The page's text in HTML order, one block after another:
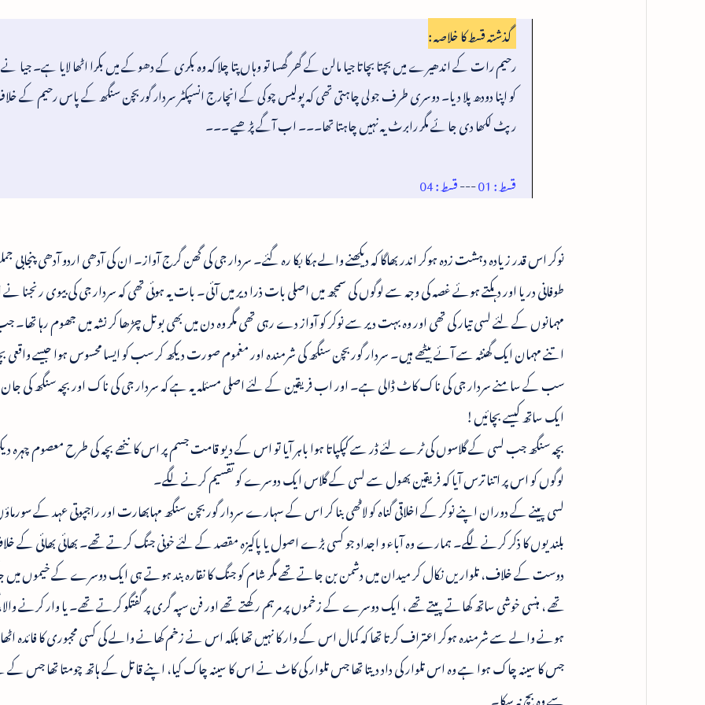
گذشتہ قسط کا خلاصہ :
رحیم رات کے اندھیرے میں بچتا بچاتا جیا مالن کے گھر گھسا تو وہاں پتا چلا کہ وہ بکری کے دھوکے میں بکرا اٹھا لایا ہے۔ جیا
کو اپنا دودھ پلا دیا۔ دوسری طرف جولی چاہتی تھی کہ پولیس چوکی کے انچارج انسپکٹر سردار گوربچن سنگھ کے پاس رحیم کے
رپٹ لکھا دی جائے مگر رابرٹ یہ نہیں چاہتا تھا۔۔۔ اب آگے پڑھیے ۔۔۔
قسط : 01 ---قسط : 04
نوکر اس قدر زیادہ دہشت زدہ ہوکر اندر بھاگا کہ دیکھنے والے ہکا بکا رہ گئے۔ سردار جی کی گھن گرج آواز۔ ان کی آدھی اردو آدھی پنجابی
طوفانی دریا اور دہکتے ہوئے غصہ کی وجہ سے لوگوں کی سمجھ میں اصلی بات ذرا دیر میں آئی۔ بات یہ ہوئی تھی کہ سردار جی کی بیوی رنجنا
مہمانوں کے لئے لسی تیار کی تھی اور وہ بہت دیر سے نوکر کو آواز دے رہی تھی مگر وہ دن میں بھی بوتل چڑھا کر نشہ میں جھوم رہا تھا۔
اتنے مہمان ایک گھنٹہ سے آئے بیٹھے ہیں۔ سردار گوربچن سنگھ کی شرمندہ اور مغموم صورت دیکھ کر سب کو ایسا محسوس ہوا جیسے
سب کے سامنے سردار جی کی ناک کاٹ ڈالی ہے۔ اور اب فریقین کے لئے اصلی مسئلہ یہ ہے کہ سردار جی کی ناک اور بچہ سنگھ کی جان
ایک ساتھ کیسے بچائیں!
بچہ سنگھ جب لسی کے گلاسوں کی ٹرے لئے ڈر سے کپکپاتا ہوا باہر آیا تو اس کے دیو قامت جسم پر اس کا ننھے بچہ کی طرح معصوم
لوگوں کو اس پر اتنا ترس آیا کہ فریقین بھول سے لسی کے گلاس ایک دوسرے کو تقسیم کرنے لگے۔
لسی پینے کے دوران اپنے نوکر کے اخلاقی گناہ کو لاٹھی بنا کر اس کے سہارے سردار گوربچن سنگھ مہابھارت اور راجپوتی عہد کے
بلندیوں کا ذکر کرنے لگے۔ ہمارے وہ آباء و اجداد جو کسی بڑے اصول یا پاکیزہ مقصد کے لئے خونی جنگ کرتے تھے۔ بھائی بھائی
دوست کے خلاف، تلواریں نکال کر میدان میں دشمن بن جاتے تھے مگر شام کو جنگ کا نقارہ بند ہوتے ہی ایک دوسرے کے خیموں میں
تھے ، ہنسی خوشی ساتھ کھاتے پیتے تھے ، ایک دوسرے کے زخموں پر مرہم رکھتے تھے اور فن سپہ گری پر گفتگو کرتے تھے۔ یا وار کرنے
ہونے والے سے شرمندہ ہوکر اعتراف کرتا تھا کہ کمال اس کے وار کا نہیں تھا بلکہ اس نے زخم کھانے والے کی کسی مجبوری کا فائدہ اٹھا
جس کا سینہ چاک ہوا ہے وہ اس تلوار کی داد دیتا تھا جس تلوار کی کاٹ نے اس کا سینہ چاک کیا، اپنے قاتل کے ہاتھ چومتا تھا جس کے
سے وہ بچ نہ سکا۔